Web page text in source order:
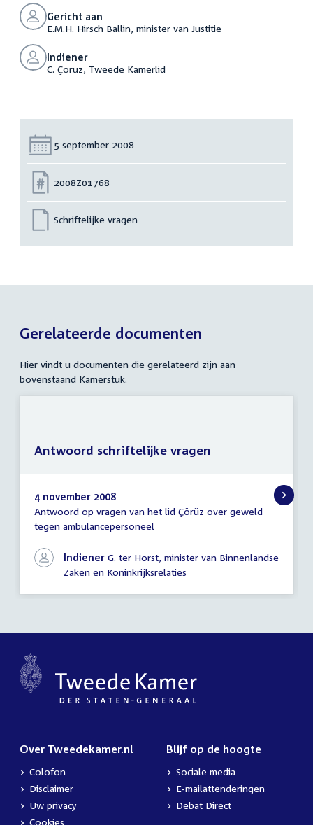
Gericht aan
E.M.H. Hirsch Ballin, minister van Justitie
Indiener
C. Çörüz, Tweede Kamerlid
Datum:
5 september 2008
Nummer:
2008Z01768
Schriftelijke vragen
Gerelateerde documenten
Hier vindt u documenten die gerelateerd zijn aan
bovenstaand Kamerstuk.
Antwoord
schriftelijke
4 november 2008
Antwoord op vragen van het lid Çörüz over geweld
tegen ambulancepersoneel
Indiener G. ter Horst, minister van Binnenlandse
Zaken en Koninkrijksrelaties
Antwoord schriftelijke vragen
Over Tweedekamer.nl
Colofon
Disclaimer
Uw privacy
Cookies
Blijf op de hoogte
Sociale media
E-mailattenderingen
Debat Direct